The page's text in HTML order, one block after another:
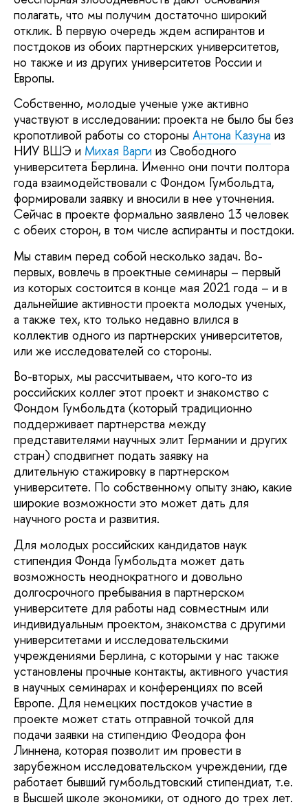
полагать, что мы получим достаточно широкий
отклик. В первую очередь ждем аспирантов и
постдоков из обоих партнерских университетов,
но также и из других университетов России и
Европы.
Собственно, молодые ученые уже активно
участвуют в исследовании: проекта не было бы без
кропотливой работы со стороны Антона Казуна из
НИУ ВШЭ и Михая Варги из Свободного
университета Берлина. Именно они почти полтора
года взаимодействовали с Фондом Гумбольдта,
формировали заявку и вносили в нее уточнения.
Сейчас в проекте формально заявлено 13 человек
с обеих сторон, в том числе аспиранты и постдоки.
Мы ставим перед собой несколько задач. Во-
первых, вовлечь в проектные семинары – первый
из которых состоится в конце мая 2021 года – и в
дальнейшие активности проекта молодых ученых,
а также тех, кто только недавно влился в
коллектив одного из партнерских университетов,
или же исследователей со стороны.
Во-вторых, мы рассчитываем, что кого-то из
российских коллег этот проект и знакомство с
Фондом Гумбольдта (который традиционно
поддерживает партнерства между
представителями научных элит Германии и других
стран) сподвигнет подать заявку на
длительную стажировку в партнерском
университете. По собственному опыту знаю, какие
широкие возможности это может дать для
научного роста и развития.
Для молодых российских кандидатов наук
стипендия Фонда Гумбольдта может дать
возможность неоднократного и довольно
долгосрочного пребывания в партнерском
университете для работы над совместным или
индивидуальным проектом, знакомства с другими
университетами и исследовательскими
учреждениями Берлина, с которыми у нас также
установлены прочные контакты, активного участия
в научных семинарах и конференциях по всей
Европе. Для немецких постдоков участие в
проекте может стать отправной точкой для
подачи заявки на стипендию Феодора фон
Линнена, которая позволит им провести в
зарубежном исследовательском учреждении, где
работает бывший гумбольдтовский стипендиат, т.е.
в Высшей школе экономики, от одного до трех лет.